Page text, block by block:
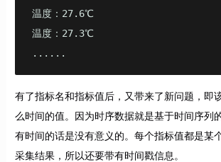
温度：27.6℃
温度：27.3℃
......
有了指标名和指标值后，又带来了新问题，即
么时间的值。因为时序数据就是基于时间序列
有时间的话是没有意义的。每个指标值都是某
采集结果，所以还要带有时间戳信息。